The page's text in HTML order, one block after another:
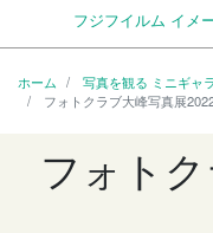
フジフイルム イメ
ホーム
写真を観る ミニギャ
フォトクラブ大峰写真展
フォト